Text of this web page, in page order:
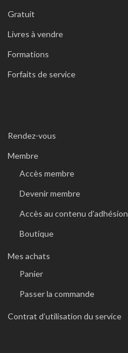
Gratuit
Livres à vendre
Formations
Forfaits de service
Rendez-vous
Membre
Accès membre
Devenir membre
Accès au contenu d’adhésion
Boutique
Mes achats
Panier
Passer la commande
Contrat d’utilisation du service